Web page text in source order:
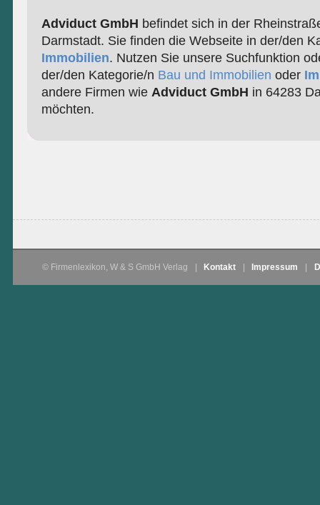
Adviduct GmbH befindet sich in der
Darmstadt. Sie finden die Webseite in der/den
Immobilien. Nutzen Sie unsere Suchfunktion
der/den Kategorie/n Bau und Immobilien oder
andere Firmen wie Adviduct GmbH in 64283
möchten.
© Firmenlexikon, W & S GmbH Verlag Kontakt Impressum